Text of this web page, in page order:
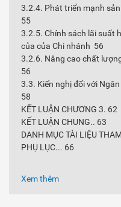
3.2.4. Phát triển mạnh
55
3.2.5. Chính sách lãi suất
của của Chi nhánh 56
3.2.6. Nâng cao chất
56
3.3. Kiến nghị đối với
58
KẾT LUẬN CHƯƠNG 3. 62
KẾT LUẬN CHUNG.. 63
DANH MỤC TÀI LIỆU
PHỤ LỤC... 66
Xem thêm